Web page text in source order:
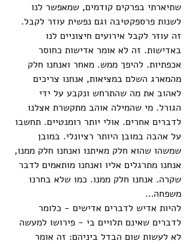
שתיארתי בפרקים קודמים, שמאפשר לנו
לשנות פרספקטיבה וגם נפשית עוזר לקבל.
זה עוזר לקבל אירועים חיצוניים לנו
באדישות. זה לא אומר אדישות כחוסר
אכפתיות. להיפך ממש. מאחר ואנחנו חלק
מהמארג השלם במציאות, אנחנו צריכים
לאהוב את מה שהתרחש ונקבע על ידי
הגורל. מי שהמילה אוהב מתקשרת אצלנו
לדברים אחרים. אולי יותר רומנטיים. תחשבו
על אהבה במובן היותר רציונלי. במובן
שמשהו שהוא חלק מאיתנו ואנחנו חלק ממנו,
אנחנו מתרגלים אליו ואנחנו מותאמים לדבר
שקרה. אנחנו חלק ממנו. כמו שלא בחרנו
משפחה…
להיות אדיש לדברים אדישים - כלומר
לדברים שאינם תלויים בי - פירושו למעשה
לא לעשות שום הבדל ביניהם: זה אומר